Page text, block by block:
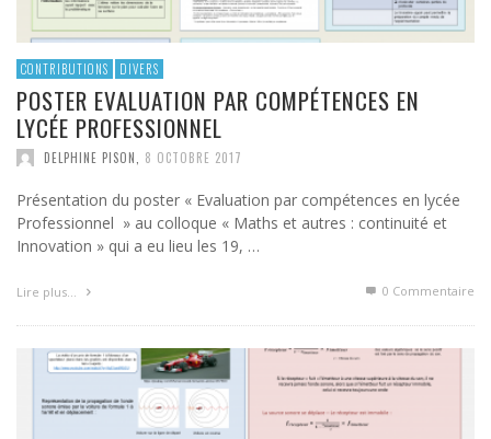
CONTRIBUTIONS DIVERS
POSTER EVALUATION PAR COMPÉTENCES EN
LYCÉE PROFESSIONNEL
DELPHINE PISON 8 OCTOBRE 2017
Présentation du poster « Evaluation par compétences en lycée
Professionnel » au colloque « Maths et autres : continuité et
Innovation » qui a eu lieu les 19, …
Lire plus… 0 Commentaire